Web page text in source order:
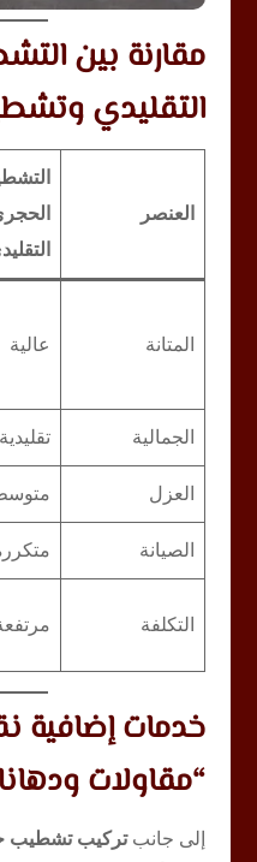
مقارنة بين
التقليدي
العنصر
المتانة عالية
الجمالية تقليدية
العزل
الصيانة
التكلفة
خدمات إضافية
“مقاولات
إلى جانبتركيب تشطيب